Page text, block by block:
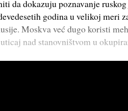
da dokazuju poznavanje
godina u velikoj meri
Moskva već dugo koristi
nad stanovništvom u